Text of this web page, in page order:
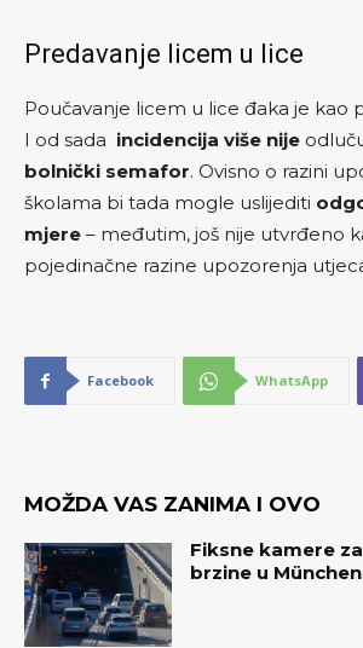
Predavanje licem u lice
Poučavanje licem u lice đaka je kao
I od sada incidencija više nije
bolnički semafor. Ovisno o razini
školama bi tada mogle uslijediti
mjere – međutim, još nije utvrđeno
pojedinačne razine upozorenja
Facebook WhatsApp
MOŽDA VAS ZANIMA I OVO
Fiksne kamere
brzine u